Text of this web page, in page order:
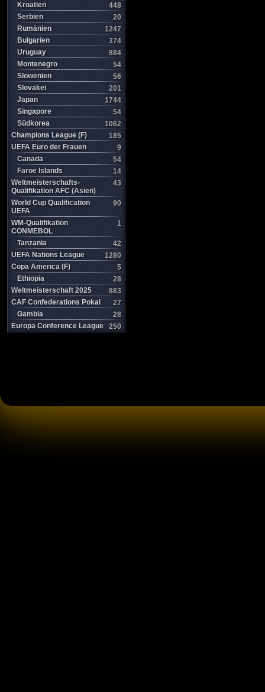
Kroatien
448
Serbien
20
Rumänien
1247
Bulgarien
374
Uruguay
884
Montenegro
54
Slowenien
56
Slovakei
201
Japan
1744
Singapore
54
Südkorea
1062
Champions League (F)
185
UEFA Euro der Frauen
9
Canada
54
Faroe Islands
14
Weltmeisterschafts-
Qualifikation AFC (Asien)
43
World Cup Qualification
UEFA
90
WM-Qualifikation
CONMEBOL
1
Tanzania
42
UEFA Nations League
1280
Copa America (F)
5
Ethiopia
28
Weltmeisterschaft 2025
883
CAF Confederations Pokal
27
Gambia
28
Europa Conference League
250